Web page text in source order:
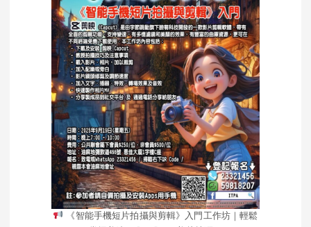
《智能手機短片拍攝與剪輯》入門工作坊｜輕鬆